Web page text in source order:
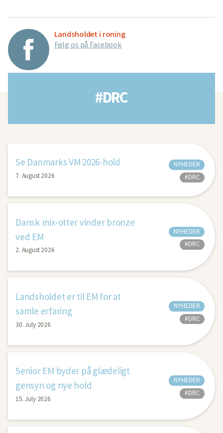
Landsholdet i roning
Følg os på Facebook
#DRC
Se Danmarks VM 2026-hold
7. August 2026
NYHEDER
#DRC
Dansk mix-otter vinder bronze
ved EM
2. August 2026
NYHEDER
#DRC
Landsholdet er til EM for at
samle erfaring
30. July 2026
NYHEDER
#DRC
Senior EM byder på glædeligt
gensyn og nye hold
15. July 2026
NYHEDER
#DRC